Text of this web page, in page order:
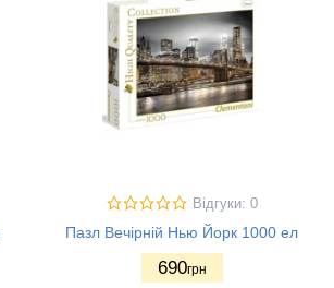
Відгуки: 0
Пазл Вечірній Нью Йорк 1000 ел
690грн